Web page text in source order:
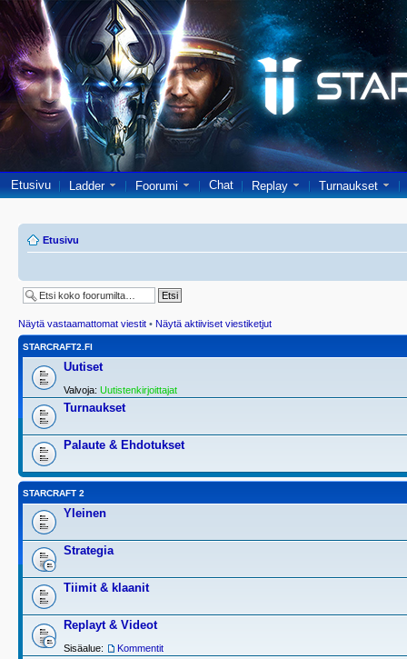
Etusivu Ladder Foorumi Chat Replay Turnaukset
Etusivu
Näytä vastaamattomat viestit • Näytä aktiiviset viestiketjut
STARCRAFT2.FI
Uutiset
Valvoja: Uutistenkirjoittajat
Turnaukset
Palaute & Ehdotukset
STARCRAFT 2
Yleinen
Strategia
Tiimit & klaanit
Replayt & Videot
Sisäalue: Kommentit